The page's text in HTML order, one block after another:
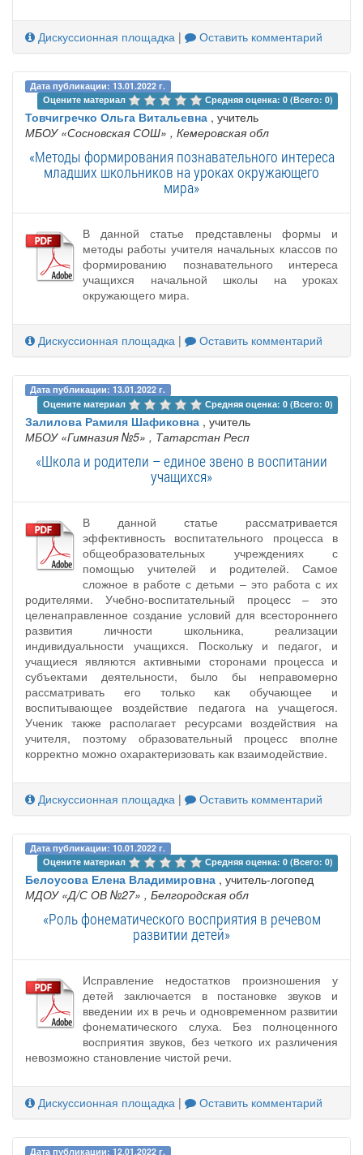
Дискуссионная площадка | Оставить комментарий
Дата публикации: 13.01.2022 г.
Оцените материал
Средняя оценка: 0 (Всего: 0)
Товчигречко Ольга Витальевна , учитель
МБОУ «Сосновская СОШ» , Кемеровская обл
«Методы формирования познавательного интереса
младших школьников на уроках окружающего
мира»
В данной статье представлены формы и
методы работы учителя начальных классов по
формированию познавательного интереса
учащихся начальной школы на уроках
окружающего мира.
Дискуссионная площадка | Оставить комментарий
Дата публикации: 13.01.2022 г.
Оцените материал
Средняя оценка: 0 (Всего: 0)
Залилова Рамиля Шафиковна , учитель
МБОУ «Гимназия №5» , Татарстан Респ
«Школа и родители – единое звено в воспитании
учащихся»
В данной статье рассматривается
эффективность воспитательного процесса в
общеобразовательных учреждениях с
помощью учителей и родителей. Самое
сложное в работе с детьми – это работа с их
родителями. Учебно-воспитательный процесс – это
целенаправленное создание условий для всестороннего
развития личности школьника, реализации
индивидуальности учащихся. Поскольку и педагог, и
учащиеся являются активными сторонами процесса и
субъектами деятельности, было бы неправомерно
рассматривать его только как обучающее и
воспитывающее воздействие педагога на учащегося.
Ученик также располагает ресурсами воздействия на
учителя, поэтому образовательный процесс вполне
корректно можно охарактеризовать как взаимодействие.
Дискуссионная площадка | Оставить комментарий
Дата публикации: 10.01.2022 г.
Оцените материал
Средняя оценка: 0 (Всего: 0)
Белоусова Елена Владимировна , учитель-логопед
МДОУ «Д/С ОВ №27» , Белгородская обл
«Роль фонематического восприятия в речевом
развитии детей»
Исправление недостатков произношения у
детей заключается в постановке звуков и
введении их в речь и одновременном развитии
фонематического слуха. Без полноценного
восприятия звуков, без четкого их различения
невозможно становление чистой речи.
Дискуссионная площадка | Оставить комментарий
Дата публикации: 12.01.2022 г.